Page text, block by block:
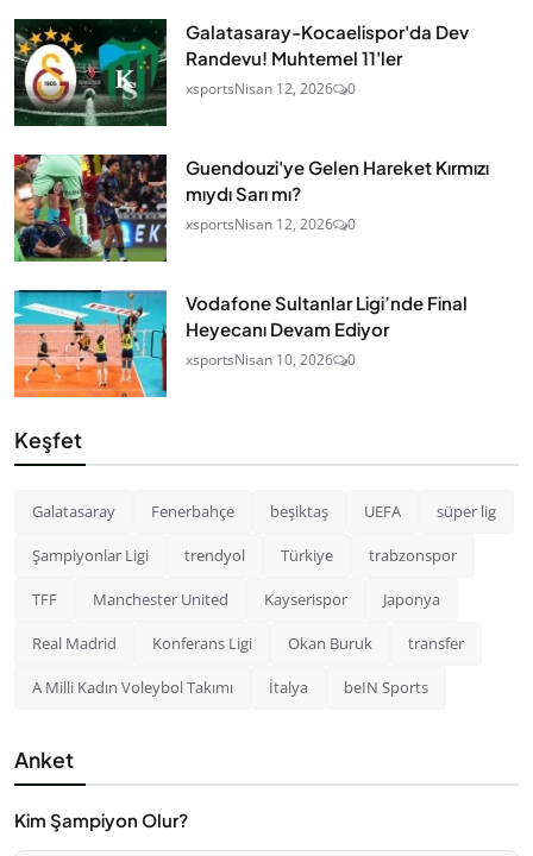
Galatasaray-Kocaelispor'da Dev
Randevu! Muhtemel 11'ler
xsportsNisan 12, 2026 0
Guendouzi'ye Gelen Hareket Kırmızı
mıydı Sarı mı?
xsportsNisan 12, 2026 0
Vodafone Sultanlar Ligi’nde Final
Heyecanı Devam Ediyor
xsportsNisan 10, 2026 0
Keşfet
Galatasaray Fenerbahçe beşiktaş UEFA süper lig
Şampiyonlar Ligi trendyol Türkiye trabzonspor
TFF Manchester United Kayserispor Japonya
Real Madrid Konferans Ligi Okan Buruk transfer
A Milli Kadın Voleybol Takımı İtalya beIN Sports
Anket
Kim Şampiyon Olur?